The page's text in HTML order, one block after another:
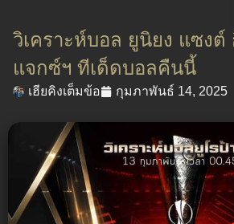
วิเคราะห์บอล ยูนิยง แซงต์
แจกซ์ฯ ทีเด็ดบอลคืนนี้
เฮียคิงเต็มข้อ กุมภาพันธ์ 14, 2025